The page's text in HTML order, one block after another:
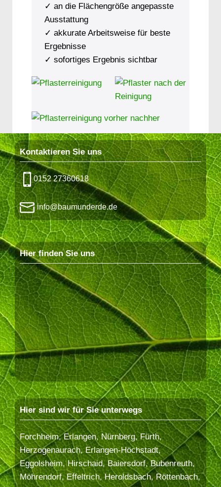
✓ an die Flächengröße angepasste
Ausstattung
✓ akkurate Arbeitsweise für beste
Ergebnisse
✓ sofortiges Ergebnis sichtbar
Kontaktieren Sie uns
0152 27360618
info@baumunderde.de
Hier finden Sie uns
Hier sind wir für Sie unterwegs
Forchheim, Erlangen, Nürnberg, Fürth,
Herzogenaurach, Erlangen-Höchstadt,
Eggolsheim, Hirschaid, Baiersdorf, Bubenreuth,
Möhrendorf, Effeltrich, Heroldsbach, Röttenbach,